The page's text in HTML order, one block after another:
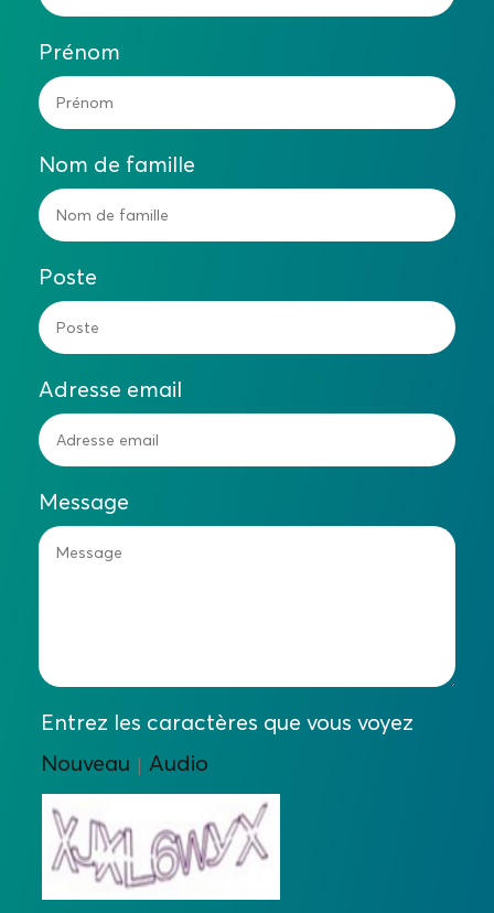
Prénom
Nom de famille
Poste
Adresse email
Message
Entrez les caractères que vous voyez
Nouveau | Audio